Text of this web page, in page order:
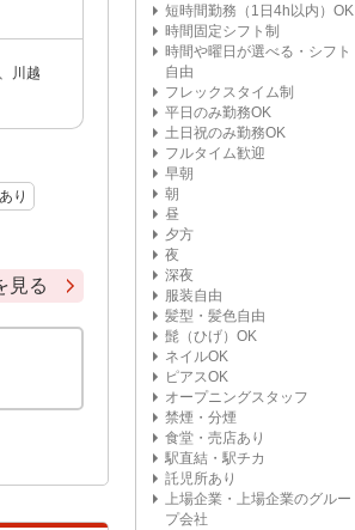
川越
り
見る
短時間勤務（1日4h以内）OK
時間固定シフト制
時間や曜日が選べる・シフト
自由
フレックスタイム制
平日のみ勤務OK
土日祝のみ勤務OK
フルタイム歓迎
早朝
朝
昼
夕方
夜
深夜
服装自由
髪型・髪色自由
髭（ひげ）OK
ネイルOK
ピアスOK
オープニングスタッフ
禁煙・分煙
食堂・売店あり
駅直結・駅チカ
託児所あり
上場企業・上場企業のグルー
プ会社